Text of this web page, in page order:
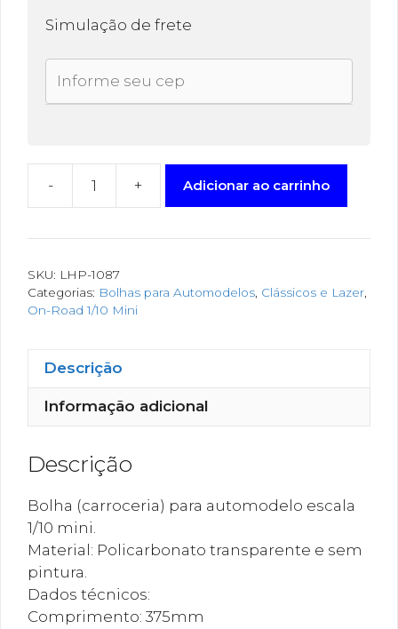
Simulação de frete
- + Adicionar ao carrinho
SKU: LHP-1087
Categorias: Bolhas para Automodelos Clássicos e Lazer
On-Road 1/10 Mini
Descrição
Informação adicional
Descrição
Bolha (carroceria) para automodelo escala
1/10 mini.
Material: Policarbonato transparente e sem
pintura.
Dados técnicos:
Comprimento: 375mm